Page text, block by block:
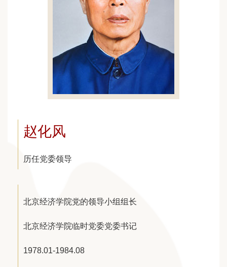
赵化风
历任党委领导
北京经济学院党的领导小组组长
北京经济学院临时党委党委书记
1978.01-1984.08